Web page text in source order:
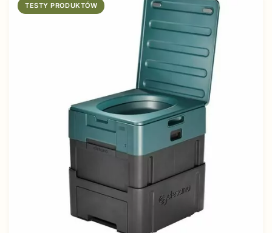
TESTY PRODUKTÓW